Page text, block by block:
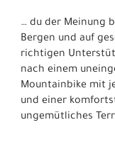
… du der Meinung
Bergen und auf
richtigen
nach einem
Mountainbike mit
und einer
ungemütliches